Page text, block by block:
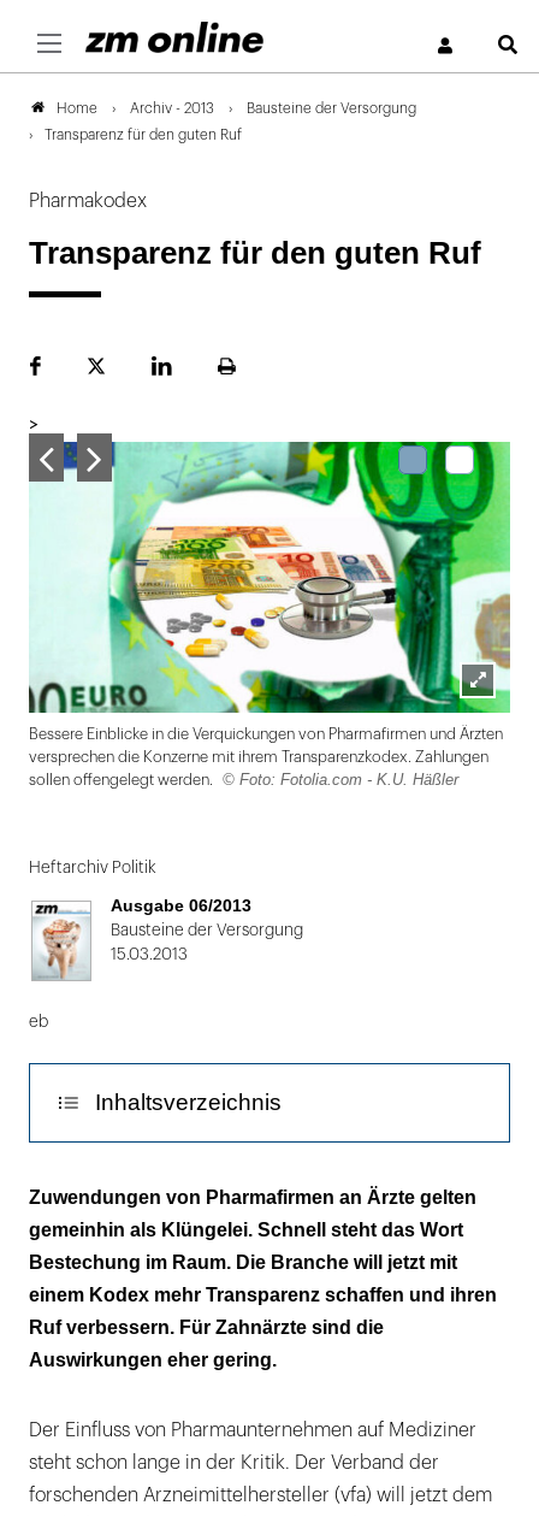
Home Archiv - 2013
Bausteine der Versorgung
Transparenz für den guten Ruf
Pharmakodex
Transparenz für den guten Ruf
FacebookPlattformLinekdInSeite
>
Lightbox
öffnen
Bessere Einblicke in die Verquickungen von Pharmafirmen und Ärzten
versprechen die Konzerne mit ihrem Transparenzkodex. Zahlungen
sollen offengelegt werden.
© Foto: Fotolia.com - K.U. Häßler
1
von
Heftarchiv Politik
Ausgabe 06/2013
Bausteine der Versorgung
15.03.2013
eb
Inhaltsverzeichnis
Guter Schritt, aber zu spät
Zuwendungen von Pharmafirmen an Ärzte gelten
gemeinhin als Klüngelei. Schnell steht das Wort
Bestechung im Raum. Die Branche will jetzt mit
einem Kodex mehr Transparenz schaffen und ihren
Ruf verbessern. Für Zahnärzte sind die
Auswirkungen eher gering.
Der Einfluss von Pharmaunternehmen auf Mediziner
steht schon lange in der Kritik. Der Verband der
forschenden Arzneimittelhersteller (vfa) will jetzt dem